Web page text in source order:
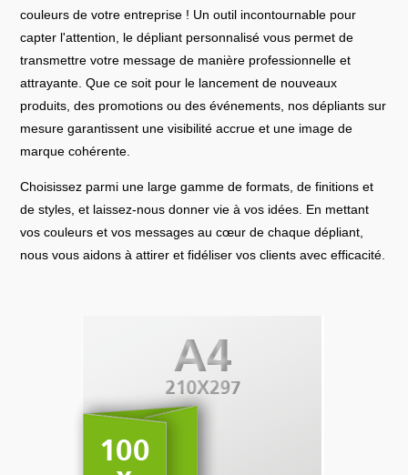
couleurs de votre entreprise ! Un outil incontournable pour
capter l'attention, le dépliant personnalisé vous permet de
transmettre votre message de manière professionnelle et
attrayante. Que ce soit pour le lancement de nouveaux
produits, des promotions ou des événements, nos dépliants sur
mesure garantissent une visibilité accrue et une image de
marque cohérente.
Choisissez parmi une large gamme de formats, de finitions et
de styles, et laissez-nous donner vie à vos idées. En mettant
vos couleurs et vos messages au cœur de chaque dépliant,
nous vous aidons à attirer et fidéliser vos clients avec efficacité.